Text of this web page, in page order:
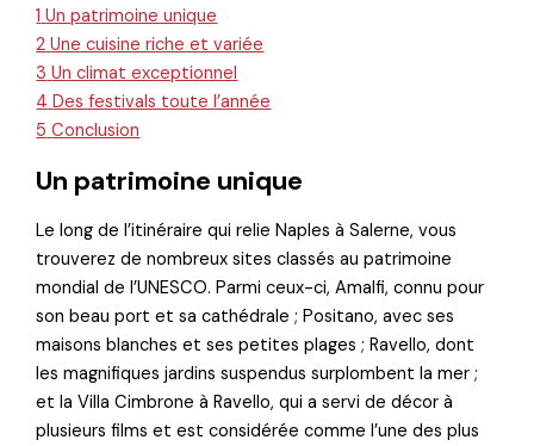
1 Un patrimoine unique
2 Une cuisine riche et variée
3 Un climat exceptionnel
4 Des festivals toute l’année
5 Conclusion
Un patrimoine unique
Le long de l’itinéraire qui relie Naples à Salerne, vous
trouverez de nombreux sites classés au patrimoine
mondial de l’UNESCO. Parmi ceux-ci, Amalfi, connu pour
son beau port et sa cathédrale ; Positano, avec ses
maisons blanches et ses petites plages ; Ravello, dont
les magnifiques jardins suspendus surplombent la mer ;
et la Villa Cimbrone à Ravello, qui a servi de décor à
plusieurs films et est considérée comme l’une des plus